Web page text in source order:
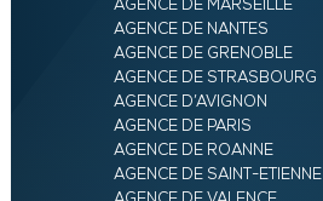
AGENCE DE MARSEILLE
AGENCE DE NANTES
AGENCE DE GRENOBLE
AGENCE DE STRASBOURG
AGENCE D’AVIGNON
AGENCE DE PARIS
AGENCE DE ROANNE
AGENCE DE SAINT-ETIENNE